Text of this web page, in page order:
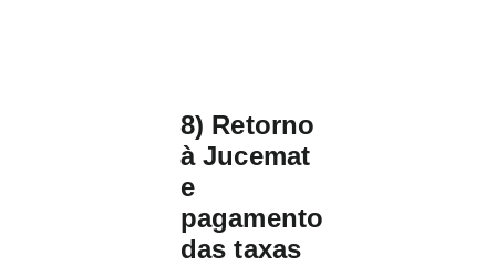
8) Retorno
à Jucemat
e
pagamento
das taxas